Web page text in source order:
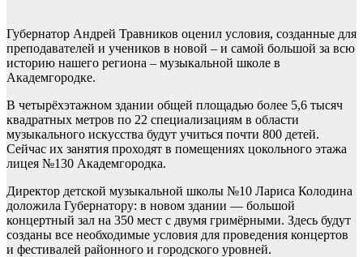
Губернатор Андрей Травников оценил условия, созданные для
преподавателей и учеников в новой – и самой большой за всю
историю нашего региона – музыкальной школе в
Академгородке.
В четырёхэтажном здании общей площадью более 5,6 тысяч
квадратных метров по 22 специализациям в области
музыкального искусства будут учиться почти 800 детей.
Сейчас их занятия проходят в помещениях цокольного этажа
лицея №130 Академгородка.
Директор детской музыкальной школы №10 Лариса Колодина
доложила Губернатору: в новом здании — большой
концертный зал на 350 мест с двумя гримёрными. Здесь будут
созданы все необходимые условия для проведения концертов
и фестивалей районного и городского уровней.